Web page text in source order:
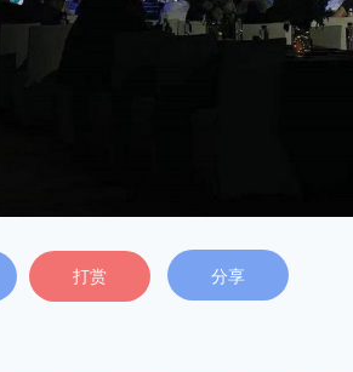
打赏 分享